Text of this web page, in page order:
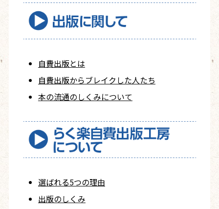
自費出版とは
自費出版からブレイクした人たち
本の流通のしくみについて
選ばれる5つの理由
出版のしくみ